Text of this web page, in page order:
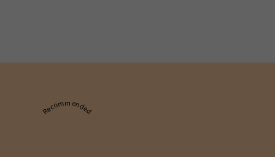
Recommended